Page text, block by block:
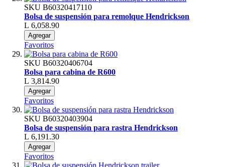
SKU B60320417110
Bolsa de suspensión para remolque Hendrickson
L 6,058.90
Agregar
Favoritos
SKU B60320406704
Bolsa para cabina de R600
L 3,814.90
Agregar
Favoritos
SKU B60320403904
Bolsa de suspensión para rastra Hendrickson
L 6,191.30
Agregar
Favoritos